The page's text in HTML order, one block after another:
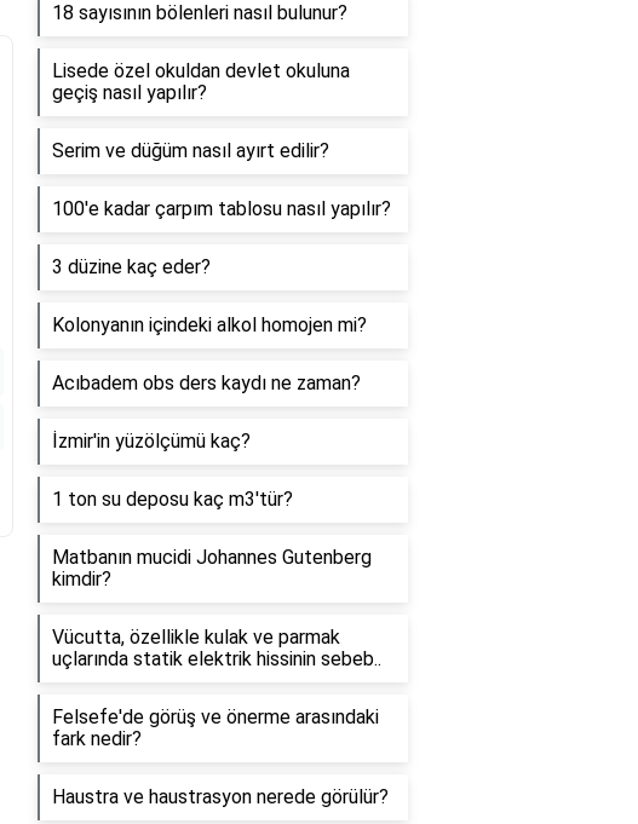
18 sayısının bölenleri nasıl bulunur?
Lisede özel okuldan devlet okuluna
geçiş nasıl yapılır?
Serim ve düğüm nasıl ayırt edilir?
100'e kadar çarpım tablosu nasıl yapılır?
3 düzine kaç eder?
Kolonyanın içindeki alkol homojen mi?
Acıbadem obs ders kaydı ne zaman?
İzmir'in yüzölçümü kaç?
1 ton su deposu kaç m3'tür?
Matbanın mucidi Johannes Gutenberg
kimdir?
Vücutta, özellikle kulak ve parmak
uçlarında statik elektrik hissinin sebeb..
Felsefe'de görüş ve önerme arasındaki
fark nedir?
Haustra ve haustrasyon nerede görülür?